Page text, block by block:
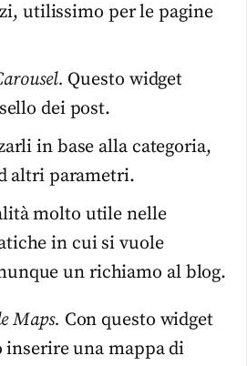
utilissimo per le pagine
Questo widget
dei post.
in base alla categoria,
altri parametri.
molto utile nelle
in cui si vuole
un richiamo al blog.
Maps. Con questo widget
inserire una mappa di